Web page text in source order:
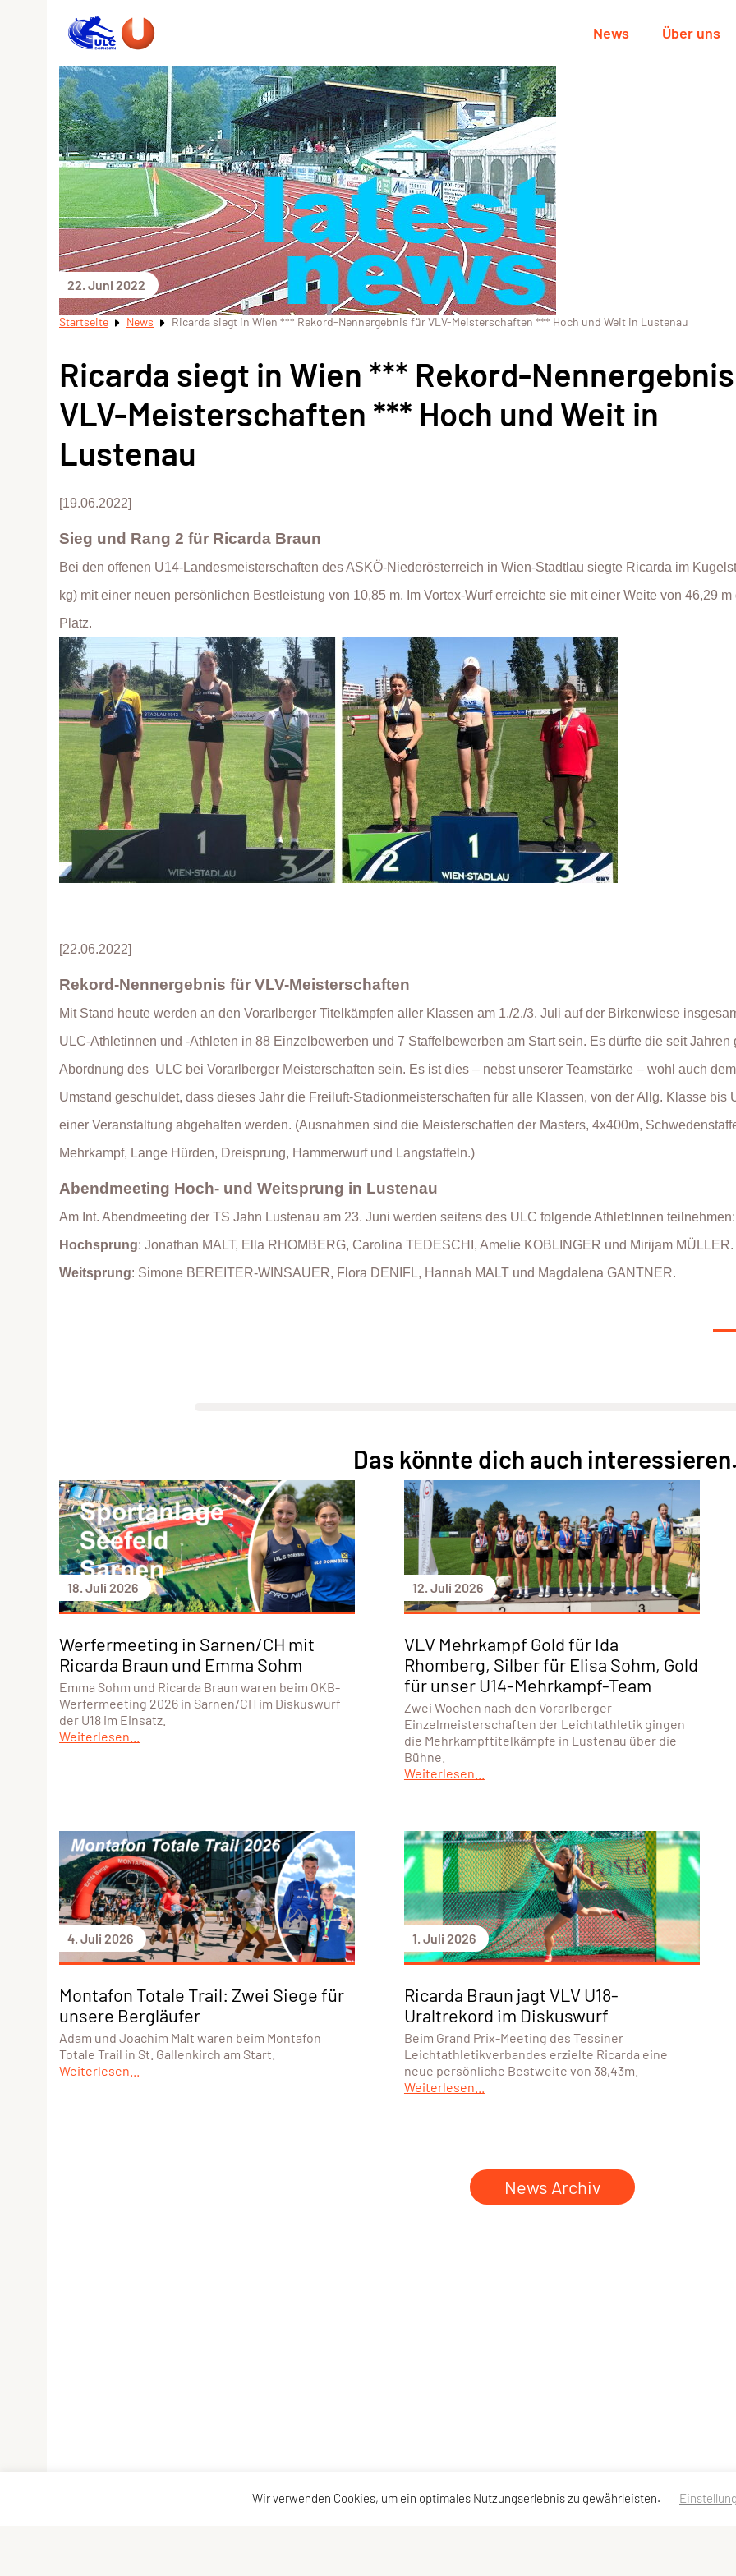
News Über uns
22. Juni 2022
Startseite News Ricarda siegt in Wien *** Rekord-Nennergebnis für VLV-Meisterschaften *** Hoch und Weit in Lustenau
Ricarda siegt in Wien *** Rekord-
VLV-Meisterschaften *** Hoch und Weit in
Lustenau
[19.06.2022]
Sieg und Rang 2 für Ricarda Braun
Bei den offenen U14-Landesmeisterschaften des ASKÖ-Niederösterreich in Wien-Stadtlau siegte Ricarda im
kg) mit einer neuen persönlichen Bestleistung von 10,85 m. Im Vortex-Wurf erreichte sie mit einer Weite von 46,29 m
Platz.
[22.06.2022]
Rekord-Nennergebnis für VLV-Meisterschaften
Mit Stand heute werden an den Vorarlberger Titelkämpfen aller Klassen am 1./2./3. Juli auf der Birkenwiese
ULC-Athletinnen und -Athleten in 88 Einzelbewerben und 7 Staffelbewerben am Start sein. Es dürfte die seit Jahren
Abordnung des ULC bei Vorarlberger Meisterschaften sein. Es ist dies – nebst unserer Teamstärke – wohl auch dem
Umstand geschuldet, dass dieses Jahr die Freiluft-Stadionmeisterschaften für alle Klassen, von der Allg. Klasse bis
einer Veranstaltung abgehalten werden. (Ausnahmen sind die Meisterschaften der Masters, 4x400m,
Mehrkampf, Lange Hürden, Dreisprung, Hammerwurf und Langstaffeln.)
Abendmeeting Hoch- und Weitsprung in Lustenau
Am Int. Abendmeeting der TS Jahn Lustenau am 23. Juni werden seitens des ULC folgende Athlet:Innen teilnehmen:
Hochsprung: Jonathan MALT, Ella RHOMBERG, Carolina TEDESCHI, Amelie KOBLINGER und Mirijam MÜLLER.
Weitsprung: Simone BEREITER-WINSAUER, Flora DENIFL, Hannah MALT und Magdalena GANTNER.
Das könnte dich auch
18. Juli 2026
Werfermeeting in Sarnen/CH mit
Ricarda Braun und Emma Sohm
Emma Sohm und Ricarda Braun waren beim OKB-
Werfermeeting 2026 in Sarnen/CH im Diskuswurf
der U18 im Einsatz.
Weiterlesen...
12. Juli 2026
VLV Mehrkampf Gold für Ida
Rhomberg, Silber für Elisa Sohm, Gold
für unser U14-Mehrkampf-Team
Zwei Wochen nach den Vorarlberger
Einzelmeisterschaften der Leichtathletik gingen
die Mehrkampftitelkämpfe in Lustenau über die
Bühne.
Weiterlesen...
4. Juli 2026
Montafon Totale Trail: Zwei Siege für
unsere Bergläufer
Adam und Joachim Malt waren beim Montafon
Totale Trail in St. Gallenkirch am Start.
Weiterlesen...
1. Juli 2026
Ricarda Braun jagt VLV U18-
Uraltrekord im Diskuswurf
Beim Grand Prix-Meeting des Tessiner
Leichtathletikverbandes erzielte Ricarda eine
neue persönliche Bestweite von 38,43m.
Weiterlesen...
News Archiv
Wir verwenden Cookies, um ein optimales Nutzungserlebnis zu gewährleisten.